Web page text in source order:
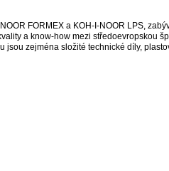
FORMEX a KOH-I-NOOR LPS,
a know-how mezi středoevropskou
zejména složité technické díly,